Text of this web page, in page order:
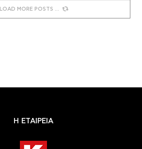
LOAD MORE POSTS
Η ΕΤΑΙΡΕΙΑ